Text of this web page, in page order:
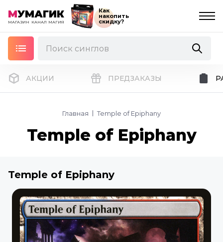
МУМАГИК
МАГАЗИН КАНАЛ МАГИЯ
Как
накопить
скидку?
АКЦИИ ПРЕДЗАКАЗЫ
Главная Temple of Epiphany
Temple of Epiphany
Temple of Epiphany